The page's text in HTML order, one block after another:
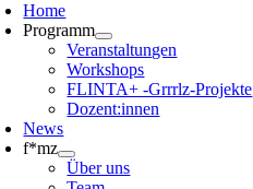
Home
Programm
Veranstaltungen
Workshops
FLINTA+ -Grrrlz-Projekte
Dozent:innen
News
f*mz
Über uns